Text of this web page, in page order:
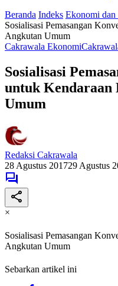
Beranda Indeks Ekonomi dan
Sosialisasi Pemasangan
Angkutan Umum
Cakrawala Ekonomi
Sosialisasi
untuk Kendaraan
Umum
Redaksi Cakrawala
28 Agustus 201729 Agustus
×
Sosialisasi Pemasangan
Angkutan Umum
Sebarkan artikel ini